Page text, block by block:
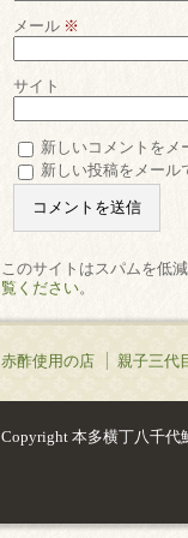
メール ※
サイト
新しいコメントをメ
新しい投稿をメール
このサイトはスパムを低
覧ください。
赤酢使用の店 親子三代
Copyright 本多横丁八千代